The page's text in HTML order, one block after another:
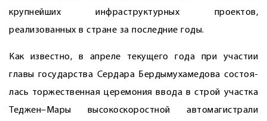
крупнейших инфраструктурных проектов,
реализованных в стране за последние годы.
Как известно, в апреле текущего года при участии
главы государства Сердара Бердымухамедова состоя­
лась торжественная церемония ввода в строй участка
Теджен–Мары высокоскоростной автомагистрали